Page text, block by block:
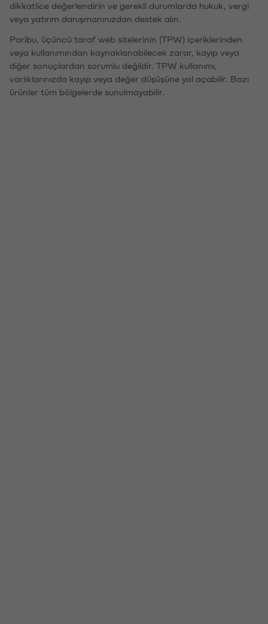
dikkatlice değerlendirin ve gerekli durumlarda hukuk, vergi
veya yatırım danışmanınızdan destek alın.
Paribu, üçüncü taraf web sitelerinin (TPW) içeriklerinden
veya kullanımından kaynaklanabilecek zarar, kayıp veya
diğer sonuçlardan sorumlu değildir. TPW kullanımı,
varlıklarınızda kayıp veya değer düşüşüne yol açabilir. Bazı
ürünler tüm bölgelerde sunulmayabilir.